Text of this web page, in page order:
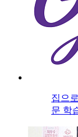
집으
문 학